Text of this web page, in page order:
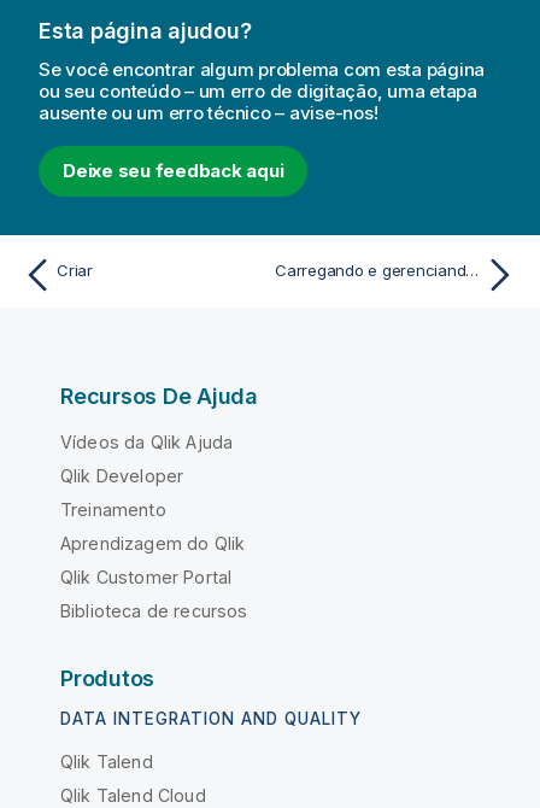
Esta página ajudou?
Se você encontrar algum problema com esta página
ou seu conteúdo – um erro de digitação, uma etapa
ausente ou um erro técnico – avise-nos!
Deixe seu feedback aqui
Criar Carregando e gerenciando dados com o Gerenciador de dados
Recursos De Ajuda
Vídeos da Qlik Ajuda
Qlik Developer
Treinamento
Aprendizagem do Qlik
Qlik Customer Portal
Biblioteca de recursos
Produtos
DATA INTEGRATION AND QUALITY
Qlik Talend
Qlik Talend Cloud